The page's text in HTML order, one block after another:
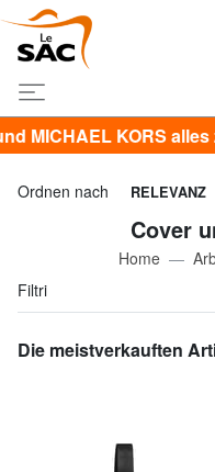
KORS alles zu -50%
Ordnen nach RELEVANZ
Cover
Home
Filtri
Die meistverkauften